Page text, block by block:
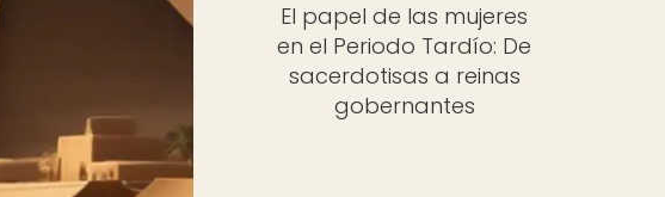
El papel de las mujeres
en el Periodo Tardío: De
sacerdotisas a reinas
gobernantes